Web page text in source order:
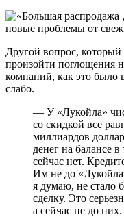
Другой вопрос,
произойти поглощения
компаний, как это было
слабо.
— У «Лукойла»
со скидкой все
миллиардов
денег на балансе
сейчас нет.
Им не до
я думаю, не стало
сделку. Это
а сейчас не до